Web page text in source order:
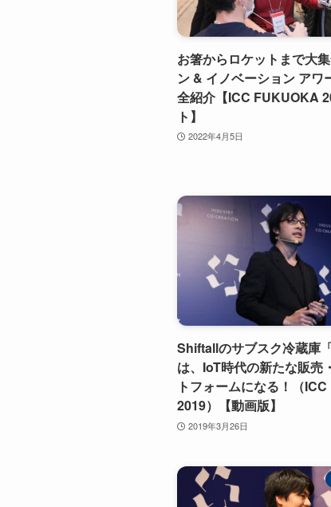
お箸からロケットまで大
ン & イノベーション アワ
全紹介【ICC FUKUOKA
ト】
2022年4月5日
Shiftallのサブスク冷蔵庫
は、IoT時代の新たな販売
トフォームになる！（
2019）【動画版】
2019年3月26日